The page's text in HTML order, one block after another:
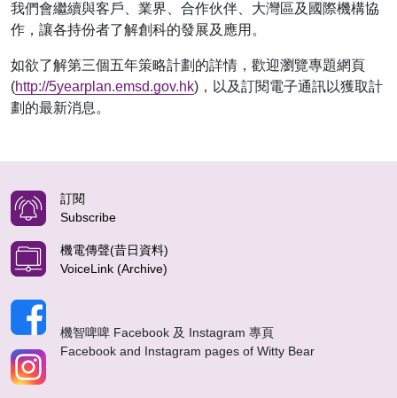
我們會繼續與客戶、業界、合作伙伴、大灣區及國際機構協
作，讓各持份者了解創科的發展及應用。
如欲了解第三個五年策略計劃的詳情，歡迎瀏覽專題網頁
(http://5yearplan.emsd.gov.hk)，以及訂閱電子通訊以獲取計
劃的最新消息。
訂閱
Subscribe
機電傳聲(昔日資料)
VoiceLink (Archive)
機智啤啤 Facebook 及 Instagram 專頁
Facebook and Instagram pages of Witty Bear